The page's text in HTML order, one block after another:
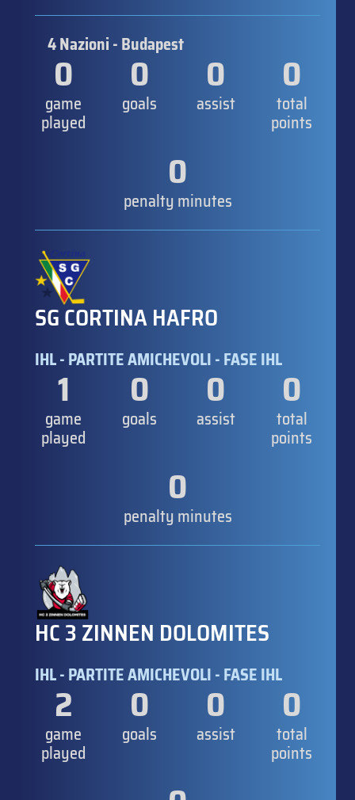
4 Nazioni - Budapest
0
game
played
0
goals
0
assist
0
total
points
0
penalty minutes
SG CORTINA HAFRO
IHL - PARTITE AMICHEVOLI - FASE IHL
1
game
played
0
goals
0
assist
0
total
points
0
penalty minutes
HC 3 ZINNEN DOLOMITES
IHL - PARTITE AMICHEVOLI - FASE IHL
2
game
played
0
goals
0
assist
0
total
points